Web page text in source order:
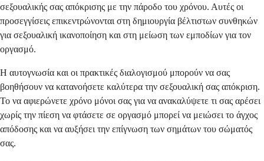
σεξουαλικής σας απόκρισης με την πάροδο του χρόνου. Αυτές οι
προσεγγίσεις επικεντρώνονται στη δημιουργία βέλτιστων συνθηκών
για σεξουαλική ικανοποίηση και στη μείωση των εμποδίων για τον
οργασμό.
Η αυτογνωσία και οι πρακτικές διαλογισμού μπορούν να σας
βοηθήσουν να κατανοήσετε καλύτερα την σεξουαλική σας απόκριση.
Το να αφιερώνετε χρόνο μόνοι σας για να ανακαλύψετε τι σας αρέσει
χωρίς την πίεση να φτάσετε σε οργασμό μπορεί να μειώσει το άγχος
απόδοσης και να αυξήσει την επίγνωση των σημάτων του σώματός
σας.